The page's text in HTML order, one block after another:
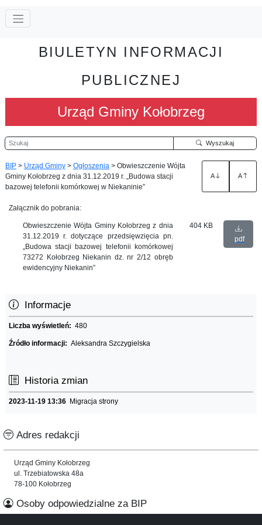
BIULETYN INFORMACJI
PUBLICZNEJ
Urząd Gminy Kołobrzeg
Szukaj Wyszukaj
BIP > Urząd Gminy > Ogłoszenia > Obwieszczenie Wójta
Gminy Kołobrzeg z dnia 31.12.2019 r. „Budowa stacji
bazowej telefonii komórkowej w Niekaninie”
A A
Załącznik do pobrania:
Obwieszczenie Wójta Gminy Kołobrzeg z dnia
31.12.2019 r. dotyczące przedsięwzięcia pn.
„Budowa stacji bazowej telefonii komórkowej
73272 Kołobrzeg Niekanin dz. nr 2/12 obręb
ewidencyjny Niekanin”
404 KB
pdf
Informacje
Liczba wyświetleń: 480
Źródło informacji: Aleksandra Szczygielska
Historia zmian
2023-11-19 13:36 Migracja strony
Adres redakcji
Urząd Gminy Kołobrzeg
ul. Trzebiatowska 48a
78-100 Kołobrzeg
Osoby odpowiedzialne za BIP